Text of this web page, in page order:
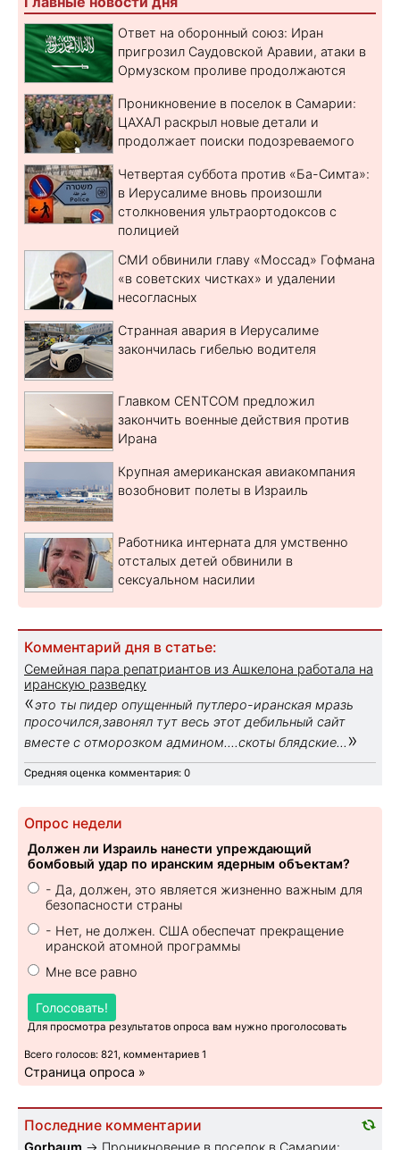
Ответ на оборонный союз: Иран
пригрозил Саудовской Аравии, атаки в
Ормузском проливе продолжаются
Проникновение в поселок в Самарии:
ЦАХАЛ раскрыл новые детали и
продолжает поиски подозреваемого
Четвертая суббота против «Ба-Симта»:
в Иерусалиме вновь произошли
столкновения ультраортодоксов с
полицией
СМИ обвинили главу «Моссад» Гофмана
«в советских чистках» и удалении
несогласных
Странная авария в Иерусалиме
закончилась гибелью водителя
Главком CENTCOM предложил
закончить военные действия против
Ирана
Крупная американская авиакомпания
возобновит полеты в Израиль
Работника интерната для умственно
отсталых детей обвинили в
сексуальном насилии
Комментарий дня в статье:
Семейная пара репатриантов из Ашкелона работала на
иранскую разведку
«это ты пидер опущенный путлеро-иранская мразь
просочился,завонял тут весь этот дебильный сайт
вместе с отморозком админом....скоты блядские... »
Средняя оценка комментария: 0
Опрос недели
Должен ли Израиль нанести упреждающий
бомбовый удар по иранским ядерным объектам?
- Да, должен, это является жизненно важным для
безопасности страны
- Нет, не должен. США обеспечат прекращение
иранской атомной программы
Мне все равно
Голосовать!
Для просмотра результатов опроса вам нужно проголосовать
Всего голосов: 821, комментариев 1
Страница опроса »
Последние комментарии
Gorbaum → Проникновение в поселок в Самарии: